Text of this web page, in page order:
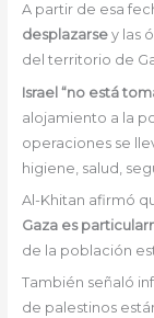
A partir de esa
desplazarsey las
del territorio de
Israel “no está
alojamiento a la
operaciones se
higiene, salud,
Al-Khitan afirmó
Gaza es
de la población
También señaló
de palestinos